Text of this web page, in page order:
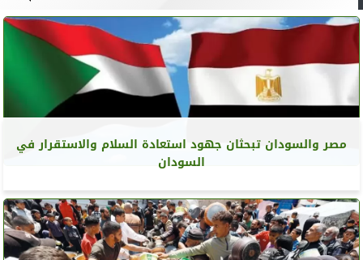
مصر والسودان تبحثان جهود استعادة السلام والاستقرار في
السودان